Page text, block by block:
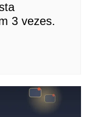
3 vezes.